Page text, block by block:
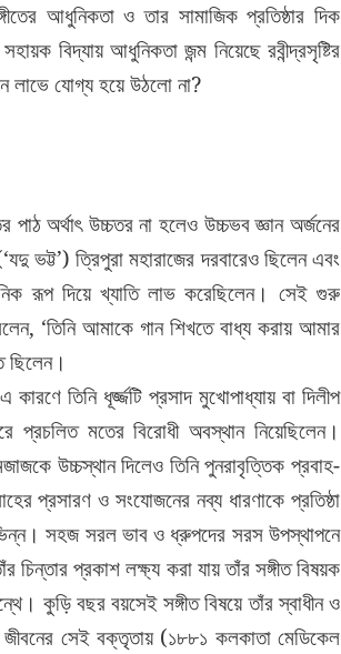
আধুনিকতা ও তার সামাজিক প্রতিষ্ঠার দিক
বিদ্যায় আধুনিকতা জন্ম নিয়েছে রবীন্দ্রসৃষ্টির
লাভে যোগ্য হয়ে উঠলো না?
পাঠ অর্থাৎ উচ্চতর না হলেও উচ্চভব জ্ঞান অর্জনের
ভট্ট’) ত্রিপুরা মহারাজের দরবারেও ছিলেন এবং
রূপ দিয়ে খ্যাতি লাভ করেছিলেন। সেই গুরু
‘তিনি আমাকে গান শিখতে বাধ্য করায় আমার
ছিলেন।
তিনি ধূর্জ্জটি প্রসাদ মুখোপাধ্যায় বা দিলীপ
প্রচলিত মতের বিরোধী অবস্থান নিয়েছিলেন।
উচ্চস্থান দিলেও তিনি পুনরাবৃত্তিক প্রবাহ-
প্রসারণ ও সংযোজনের নব্য ধারণাকে প্রতিষ্ঠা
ভিন্ন। সহজ সরল ভাব ও ধ্রুপদের সরস উপস্থাপনে
চিন্তার প্রকাশ লক্ষ্য করা যায় তাঁর সঙ্গীত বিষয়ক
কুড়ি বছর বয়সেই সঙ্গীত বিষয়ে তাঁর স্বাধীন ও
সেই বক্তৃতায় (১৮৮১ কলকাতা মেডিকেল